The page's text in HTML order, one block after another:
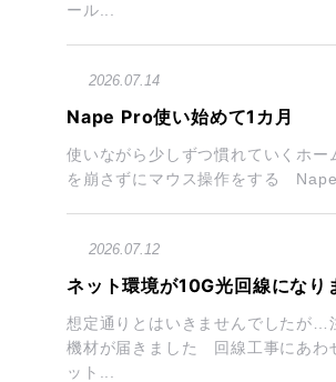
ール...
2026.07.14
Nape Pro使い始めて1カ月
使いながら少しずつ慣れていくホー
を崩さずにマウス操作をする Nape
2026.07.12
ネット環境が10G光回線になり
想定通りとはいきませんでしたが…
機材が届きました 回線工事にあわ
ット...